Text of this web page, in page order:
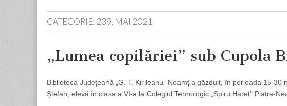
menu
content
CATEGORIE: 239, MAI 2021
„Lumea copilăriei” sub Cupola
Biblioteca Judeţeană „G. T. Kirileanu” Neamţ a găzduit, în perioada 15-
Ştefan, elevă în clasa a VI-a la Colegiul Tehnologic „Spiru Haret” Piatra-